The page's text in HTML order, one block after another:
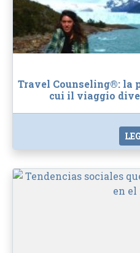
Travel Counseling®: la
cui il viaggio